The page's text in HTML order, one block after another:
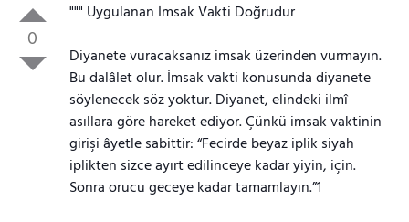
0
""" Uygulanan İmsak Vakti Doğrudur
Diyanete vuracaksanız imsak üzerinden vurmayın.
Bu dalâlet olur. İmsak vakti konusunda diyanete
söylenecek söz yoktur. Diyanet, elindeki ilmî
asıllara göre hareket ediyor. Çünkü imsak vaktinin
girişi âyetle sabittir: “Fecirde beyaz iplik siyah
iplikten sizce ayırt edilinceye kadar yiyin, için.
Sonra orucu geceye kadar tamamlayın.”1